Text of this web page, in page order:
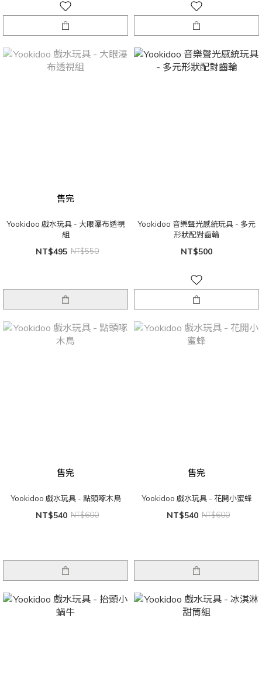
售完
Yookidoo 戲水玩具 - 大眼瀑布透視
組
NT$495 NT$550
Yookidoo 音樂聲光感統玩具 - 多元
形狀配對齒輪
NT$500
售完
Yookidoo 戲水玩具 - 點頭啄木鳥
NT$540 NT$600
售完
Yookidoo 戲水玩具 - 花開小蜜蜂
NT$540 NT$600